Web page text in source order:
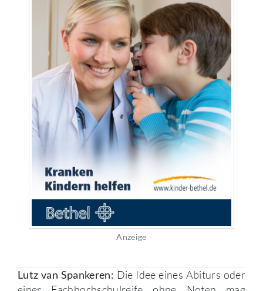
Anzeige
Lutz van Spankeren: Die Idee eines Abiturs oder